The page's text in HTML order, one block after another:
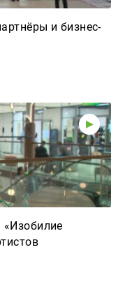
и бизнес-
«Изобилие